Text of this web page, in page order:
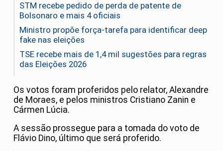
STM recebe pedido de perda de patente de
Bolsonaro e mais 4 oficiais
Ministro propõe força-tarefa para identificar deep
fake nas eleições
TSE recebe mais de 1,4 mil sugestões para regras
das Eleições 2026
Os votos foram proferidos pelo relator, Alexandre
de Moraes, e pelos ministros Cristiano Zanin e
Cármen Lúcia.
A sessão prossegue para a tomada do voto de
Flávio Dino, último que será proferido.